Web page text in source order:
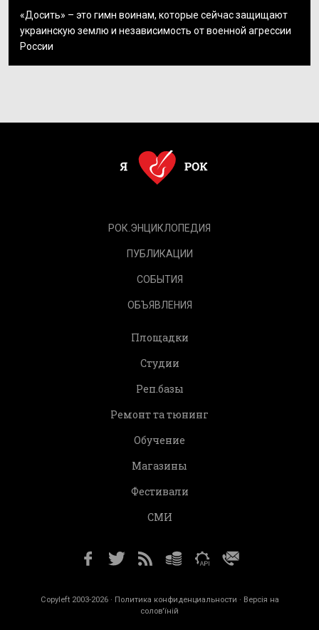
«Досить» – это гимн воинам, которые сейчас защищают
украинскую землю и независимость от военной агрессии
России
РОК.ЭНЦИКЛОПЕДИЯ
ПУБЛИКАЦИИ
СОБЫТИЯ
ОБЪЯВЛЕНИЯ
Площадки
Студии
Реп.базы
Ремонт та тюнинг
Обучение
Магазины
Фестивали
СМИ
Copyleft 2003-2026 · Политика конфиденциальности · Версія на
солов'їній